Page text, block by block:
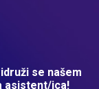
se našem
asistent/ica!